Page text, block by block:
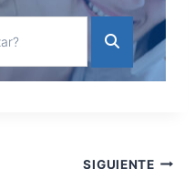
SIGUIENTE